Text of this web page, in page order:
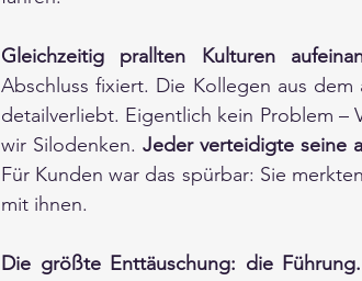
Gleichzeitig prallten Kulturen
Abschluss fixiert. Die Kollegen aus
detailverliebt. Eigentlich kein Problem –
wir Silodenken.
Für Kunden war das spürbar: Sie
mit ihnen.
Die größte Enttäuschung: die Führung.